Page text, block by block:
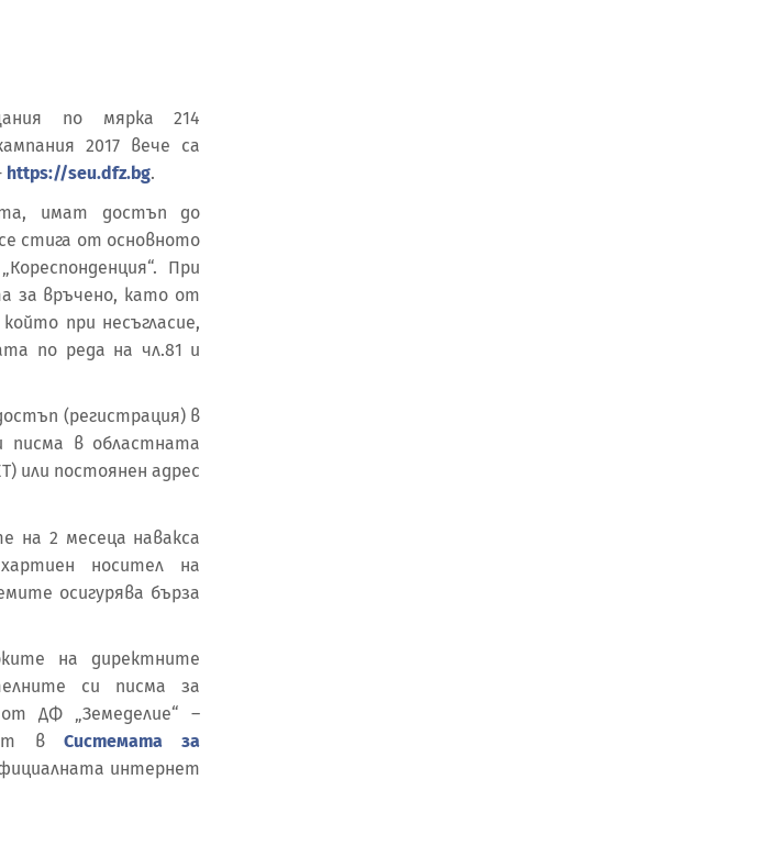
по мярка 214
2017 вече са
https://seu.dfz.bg.
имат достъп до
стига от основното
При
за връчено, като от
при несъгласие,
по реда на чл.81 и
(регистрация) в
писма в областната
или постоянен адрес
на 2 месеца навакса
носител на
осигурява бърза
на директните
си писма за
ДФ „Земеделие“ –
в Системата за
интернет